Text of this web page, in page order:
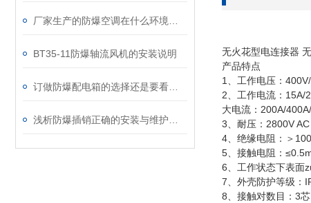
BT35-11防爆轴流风机的安装说明
无火花型电连接器
产品特点
1、工作电压：
2、工作电流：15A/
大电流：200A/
3、耐压：2800V AC
4、绝缘电阻：＞
5、接触电阻：
6、工作状态下表面
7、外壳防护等级：
8、接触对数目：3